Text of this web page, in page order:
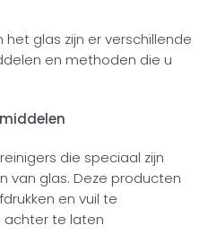
glas zijn er verschillende
en methoden die u
die speciaal zijn
van glas. Deze producten
en vuil te
achter te laten